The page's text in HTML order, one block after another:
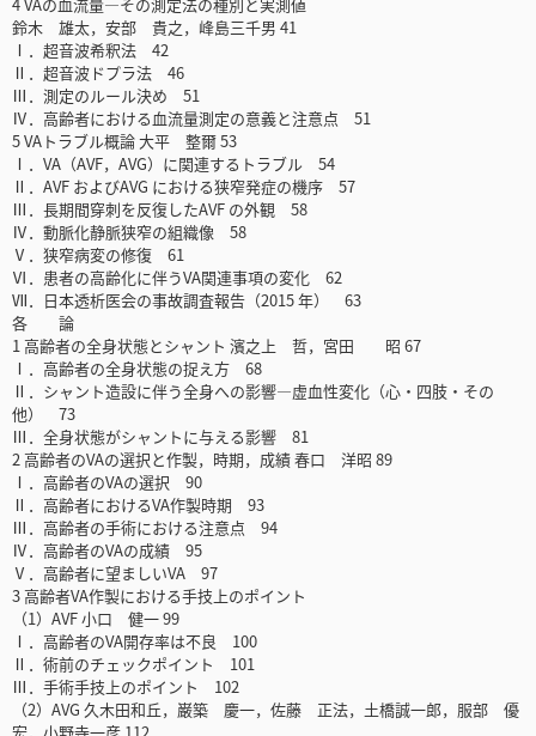
鈴木 雄太，安部 貴之，峰島三千男 41
Ⅰ．超音波希釈法 42
Ⅱ．超音波ドプラ法 46
Ⅲ．測定のルール決め 51
Ⅳ．高齢者における血流量測定の意義と注意点 51
5 VAトラブル概論 大平 整爾 53
Ⅰ．VA（AVF，AVG）に関連するトラブル 54
Ⅱ．AVF およびAVG における狭窄発症の機序 57
Ⅲ．長期間穿刺を反復したAVF の外観 58
Ⅳ．動脈化静脈狭窄の組織像 58
Ⅴ．狭窄病変の修復 61
Ⅵ．患者の高齢化に伴うVA関連事項の変化 62
Ⅶ．日本透析医会の事故調査報告（2015 年） 63
各 論
1 高齢者の全身状態とシャント 濱之上 哲，宮田 昭 67
Ⅰ．高齢者の全身状態の捉え方 68
Ⅱ．シャント造設に伴う全身への影響―虚血性変化（心・四肢・その
他） 73
Ⅲ．全身状態がシャントに与える影響 81
2 高齢者のVAの選択と作製，時期，成績 春口 洋昭 89
Ⅰ．高齢者のVAの選択 90
Ⅱ．高齢者におけるVA作製時期 93
Ⅲ．高齢者の手術における注意点 94
Ⅳ．高齢者のVAの成績 95
Ⅴ．高齢者に望ましいVA 97
3 高齢者VA作製における手技上のポイント
（1）AVF 小口 健一 99
Ⅰ．高齢者のVA開存率は不良 100
Ⅱ．術前のチェックポイント 101
Ⅲ．手術手技上のポイント 102
（2）AVG 久木田和丘，巌築 慶一，佐藤 正法，土橋誠一郎，服部 優